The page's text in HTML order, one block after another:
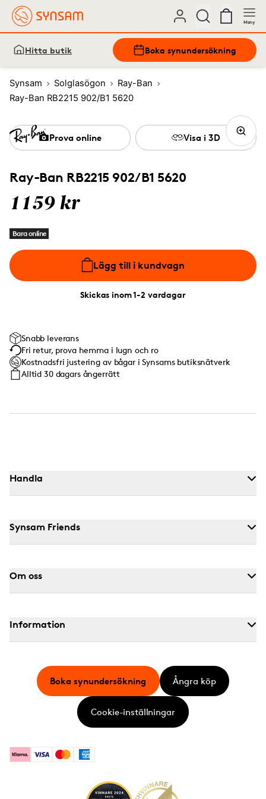
Meny
Hitta butik Boka synundersökning
Synsam Solglasögon
Ray-Ban
Ray-Ban RB2215 902/B1 5620
Ray-Ban RB2215 902/B1 5620
1159 kr
Bara online
Lägg till i kundvagn
Skickas inom 1-2 vardagar
Prova online Visa i 3D
Snabb leverans
Fri retur, prova hemma i lugn och ro
Kostnadsfri justering av bågar i Synsams butiksnätverk
Alltid 30 dagars ångerrätt
Handla
Synsam Friends
Om oss
Information
KlarnaVisa MastercardAmerican Express
Boka synundersökning Ångra köp
Cookie-inställningar